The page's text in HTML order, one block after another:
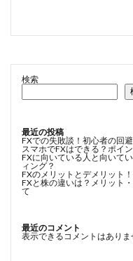
検索
最近の投稿
FXでの失敗談！初心者の回
スマホでFXはできる？ポイ
FXに向いている人と向いて
ィング？
FXのメリットとデメリット
FXと株の違いは？メリット
て
最近のコメント
表示できるコメントはありま